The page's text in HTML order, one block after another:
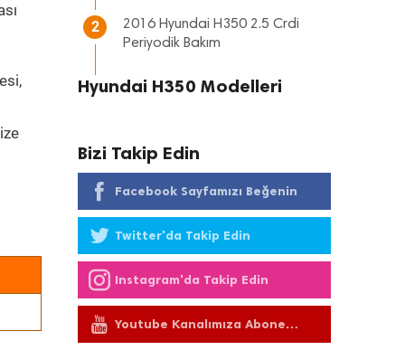
2
2016 Hyundai H350 2.5 Crdi
Periyodik Bakım
Hyundai H350 Modelleri
Bizi Takip Edin
Facebook Sayfamızı Beğenin
Twitter'da Takip Edin
Instagram'da Takip Edin
Youtube Kanalımıza Abone
Olun